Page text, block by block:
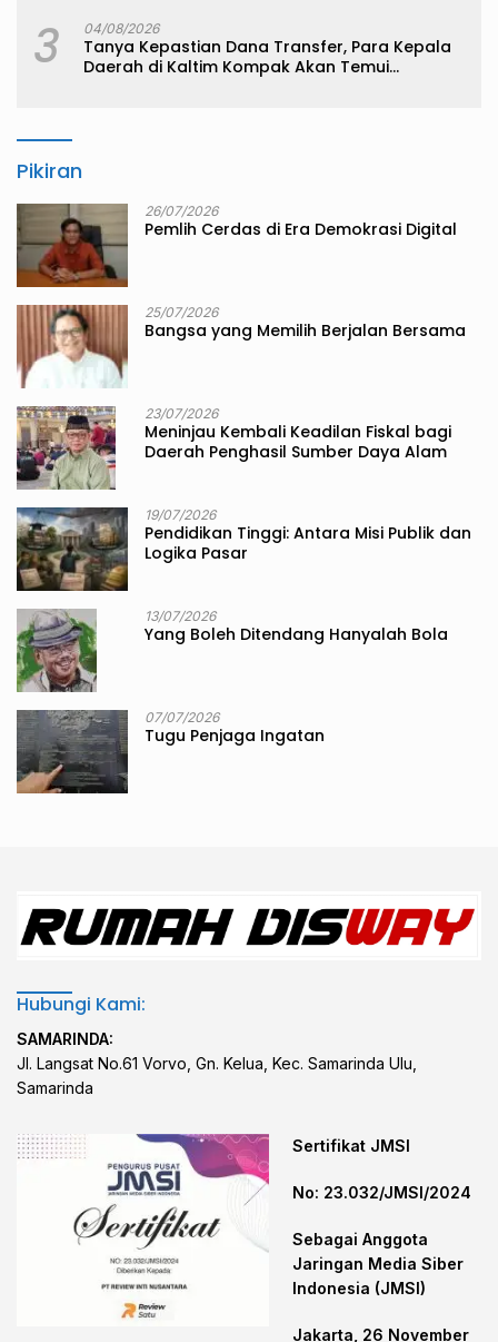
3 04/08/2026
Tanya Kepastian Dana Transfer, Para Kepala
Daerah di Kaltim Kompak Akan Temui
Pikiran
26/07/2026
Pemlih Cerdas di Era Demokrasi Digital
25/07/2026
Bangsa yang Memilih Berjalan Bersama
23/07/2026
Meninjau Kembali Keadilan Fiskal bagi
Daerah Penghasil Sumber Daya Alam
19/07/2026
Pendidikan Tinggi: Antara Misi Publik dan
Logika Pasar
13/07/2026
Yang Boleh Ditendang Hanyalah Bola
07/07/2026
Tugu Penjaga Ingatan
Hubungi Kami:
SAMARINDA:
Jl. Langsat No.61 Vorvo, Gn. Kelua, Kec. Samarinda Ulu,
Samarinda
Sertifikat JMSI
No: 23.032/JMSI/2024
Sebagai Anggota
Jaringan Media Siber
Indonesia (JMSI)
Jakarta, 26 November